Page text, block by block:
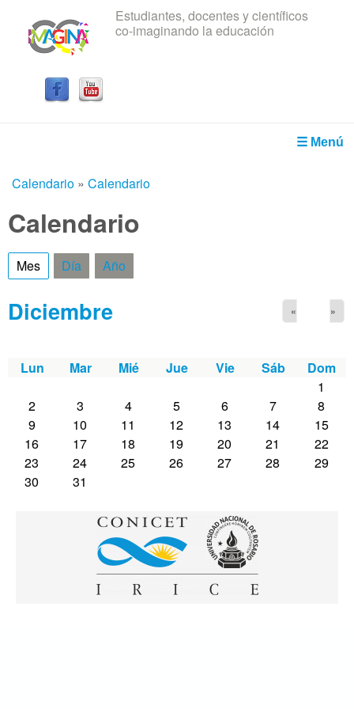
Pasar al contenido principal
IRICE
Estudiantes, docentes y científicos
co-imaginando la educación
☰ Menú
Usted está aquí
Calendario » Calendario
Calendario
Mes (solapa activa)
Día Año
Diciembre « »
Lun Mar Mié Jue Vie Sáb
Dom
1
2
3 4 5 6 7
8
9
10 11 12 13 14
15
16
17 18 19 20 21
22
23
24 25 26 27 28
29
30
31